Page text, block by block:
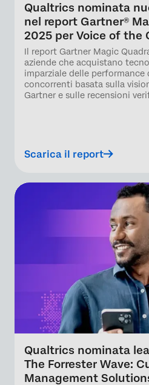
Qualtrics nominata
nel report Gartner®
2025 per Voice of the
Il report Gartner Magic
aziende che acquistano
imparziale delle
concorrenti basata sulla
Gartner e sulle recensioni
Scarica il report
Qualtrics nominata
The Forrester Wave:
Management